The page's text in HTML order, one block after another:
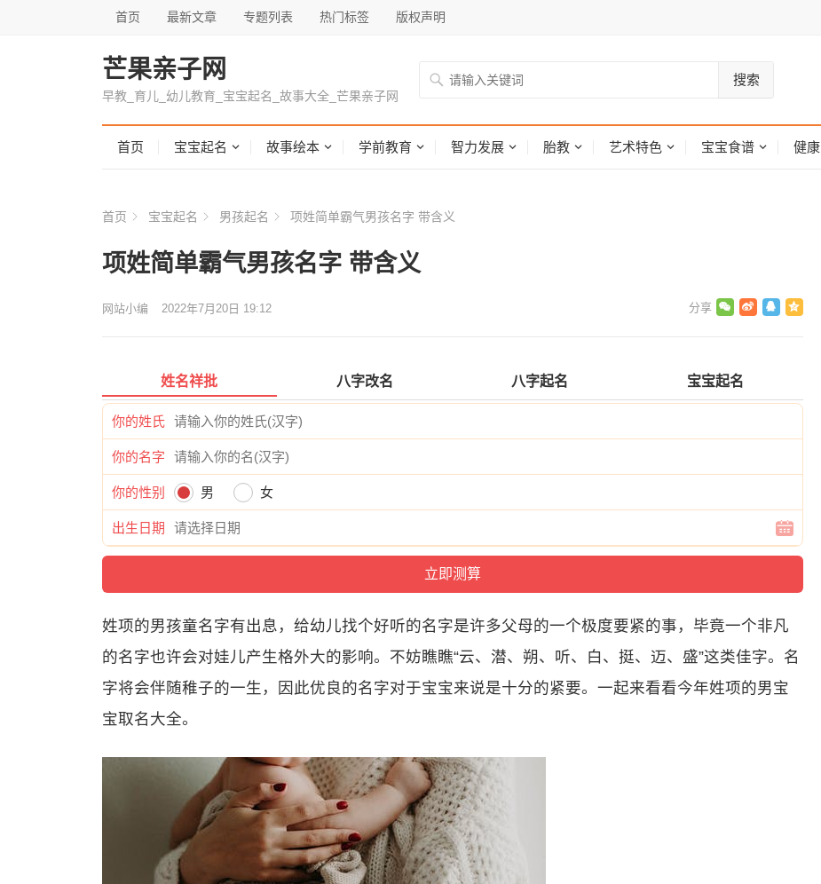
首页 最新文章 专题列表 热门标签 版权声明
芒果亲子网
早教_育儿_幼儿教育_宝宝起名_故事大全_芒果亲子网
搜索
首页 宝宝起名 故事绘本 学前教育 智力发展 胎教 艺术特色 宝宝食谱 健康
首页 宝宝起名 男孩起名 项姓简单霸气男孩名字 带含义
项姓简单霸气男孩名字 带含义
网站小编 2022年7月20日 19:12
姓名祥批 八字改名 八字起名 宝宝起名
你的姓氏
你的名字
你的性别 男 女
出生日期
姓项的男孩童名字有出息，给幼儿找个好听的名字是许多父母的一个极度要紧的事，毕竟一个非凡
的名字也许会对娃儿产生格外大的影响。不妨瞧瞧“云、潜、朔、听、白、挺、迈、盛”这类佳字。名
字将会伴随稚子的一生，因此优良的名字对于宝宝来说是十分的紧要。一起来看看今年姓项的男宝
宝取名大全。